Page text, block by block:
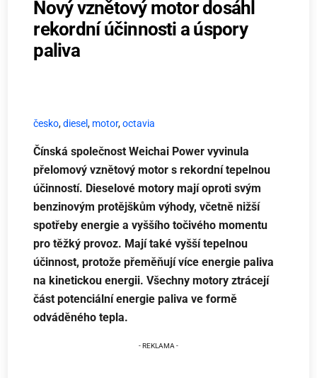
Nový vznětový motor dosáhl
rekordní účinnosti a úspory
paliva
česko,diesel, motor,octavia
Čínská společnost Weichai Power vyvinula
přelomový vznětový motor s rekordní tepelnou
účinností. Dieselové motory mají oproti svým
benzinovým protějškům výhody, včetně nižší
spotřeby energie a vyššího točivého momentu
pro těžký provoz. Mají také vyšší tepelnou
účinnost, protože přeměňují více energie paliva
na kinetickou energii. Všechny motory ztrácejí
část potenciální energie paliva ve formě
odváděného tepla.